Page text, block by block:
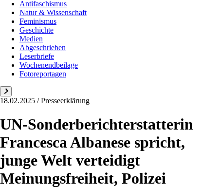
Antifaschismus
Natur & Wissenschaft
Feminismus
Geschichte
Medien
Abgeschrieben
Leserbriefe
Wochenendbeilage
Fotoreportagen
18.02.2025 / Presseerklärung
UN-Sonderberichterstatterin
Francesca Albanese spricht,
junge Welt verteidigt
Meinungsfreiheit, Polizei